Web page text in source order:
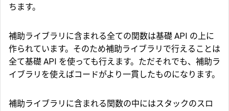
ちます。
補助ライブラリに含まれる全ての関数は基礎 API の上に
作られています。そのため補助ライブラリで行えることは
全て基礎 API を使っても行えます。ただそれでも、補助ラ
イブラリを使えばコードがより一貫したものになります。
補助ライブラリに含まれる関数の中にはスタックのスロ